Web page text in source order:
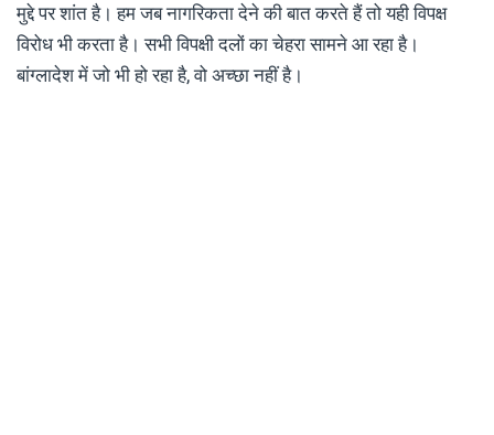
मुद्दे पर शांत है। हम जब नागरिकता देने की बात करते हैं तो यही विपक्ष
विरोध भी करता है। सभी विपक्षी दलों का चेहरा सामने आ रहा है।
बांग्लादेश में जो भी हो रहा है, वो अच्छा नहीं है।